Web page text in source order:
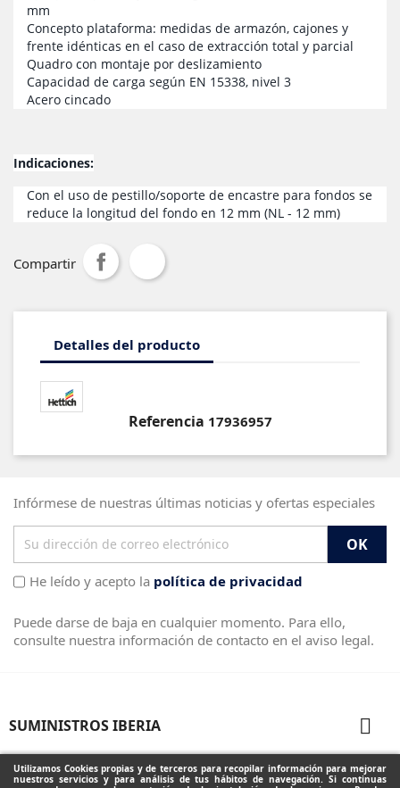
Utilizamos Cookies propias y de terceros para recopilar información para mejorar
nuestros servicios y para análisis de tus hábitos de navegación. Si continuas
mm
Concepto plataforma: medidas de armazón, cajones y
frente idénticas en el caso de extracción total y parcial
Quadro con montaje por deslizamiento
Capacidad de carga según EN 15338, nivel 3
Acero cincado
Indicaciones:
Con el uso de pestillo/soporte de encastre para fondos se
reduce la longitud del fondo en 12 mm (NL - 12 mm)
Compartir
Detalles del producto
Referencia 17936957
Infórmese de nuestras últimas noticias y ofertas especiales
He leído y acepto la política de privacidad
Puede darse de baja en cualquier momento. Para ello,
consulte nuestra información de contacto en el aviso legal.
SUMINISTROS IBERIA 
PRODUCTOS 